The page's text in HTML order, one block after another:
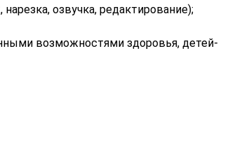
озвучка, редактирование);
возможностями здоровья, детей-